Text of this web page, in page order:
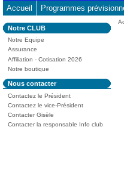
principal
-
Aller
à
la
recherche
Accueil Programmes
Dans
la
rubrique
:
Notre CLUB
Notre Equipe
Assurance
Affiliation - Cotisation 2026
Notre boutique
Dans
la
rubrique
:
Nous contacter
Contactez le Président
Contactez le vice-Président
Contacter Gisèle
Contacter la responsable Info club